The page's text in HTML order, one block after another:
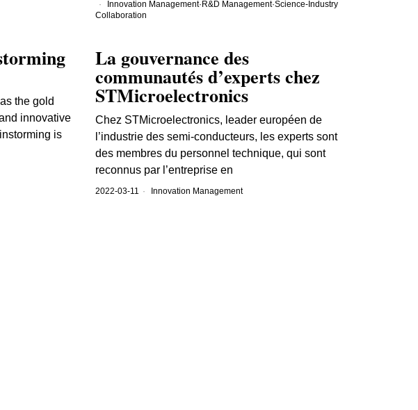
Innovation Management· R&D Management·Science-Industry
Collaboration
the gold
innovative
is
La gouvernance des
communautés d’experts chez
STMicroelectronics
Chez STMicroelectronics, leader européen de
l’industrie des semi-conducteurs, les experts sont
des membres du personnel technique, qui sont
reconnus par l’entreprise en
2022-03-11 Innovation Management